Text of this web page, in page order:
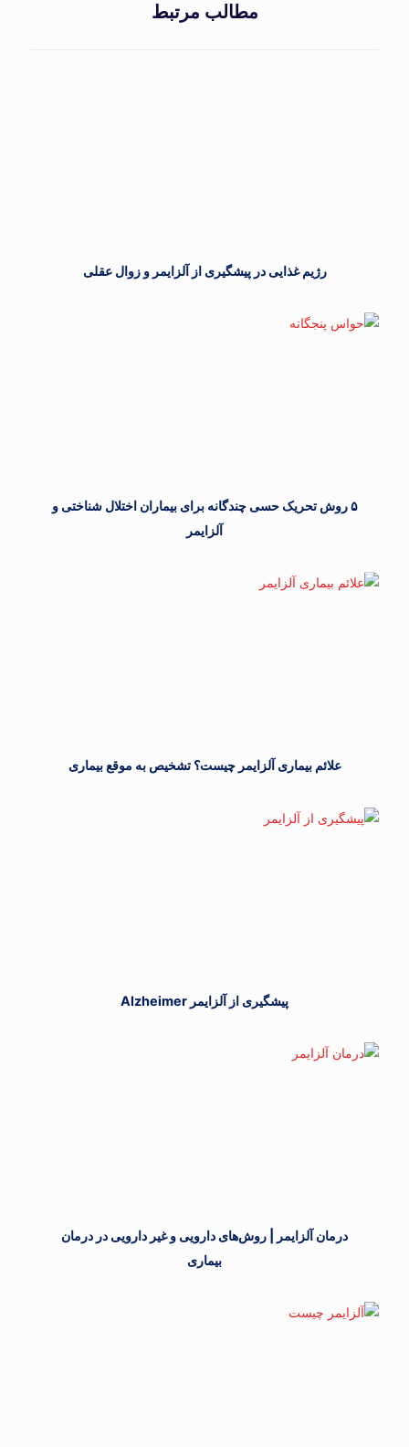
مطالب مرتبط
رژیم غذایی در پیشگیری از آلزایمر و زوال عقلی
۵ روش تحریک حسی چندگانه برای بیماران اختلال شناختی و
آلزایمر
علائم بیماری آلزایمر چیست؟ تشخیص به موقع بیماری
پیشگیری از آلزایمر Alzheimer
درمان آلزایمر | روش‌های دارویی و غیر دارویی در درمان
بیماری